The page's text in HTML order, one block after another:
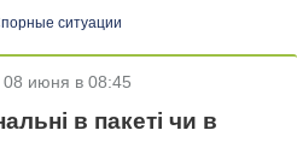
ситуации
08 июня в 08:45
в пакеті чи в